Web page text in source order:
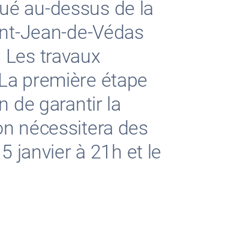
au-dessus de la
Jean-de-Védas
travaux
première étape
de garantir la
nécessitera des
janvier à 21h et le